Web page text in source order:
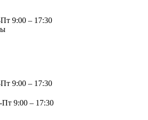
9:00 – 17:30
9:00 – 17:30
Пт 9:00 – 17:30